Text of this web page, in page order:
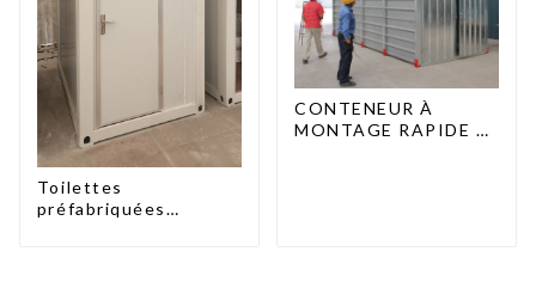
Toilettes
préfabriquées
CONTENEUR À
MONTAGE RAPIDE 2